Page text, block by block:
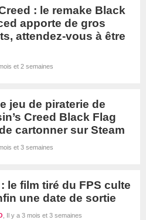
: le remake Black
apporte de gros
attendez-vous à être
et 2 semaines
jeu de piraterie de
Creed Black Flag
cartonner sur Steam
et 3 semaines
le film tiré du FPS culte
une date de sortie
Il y a 3 mois et 3 semaines